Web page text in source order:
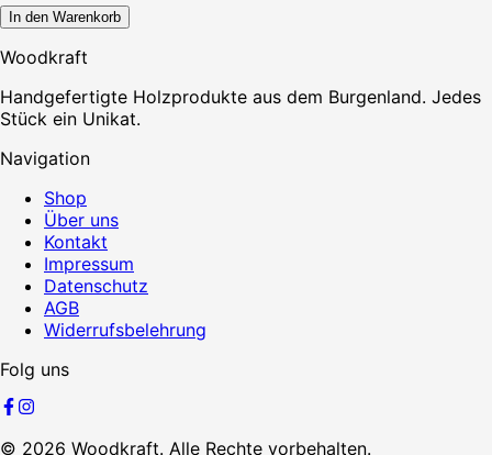
In den Warenkorb
Woodkraft
Handgefertigte Holzprodukte aus dem Burgenland. Jedes
Stück ein Unikat.
Navigation
Shop
Über uns
Kontakt
Impressum
Datenschutz
AGB
Widerrufsbelehrung
Folg uns
© 2026 Woodkraft. Alle Rechte vorbehalten.